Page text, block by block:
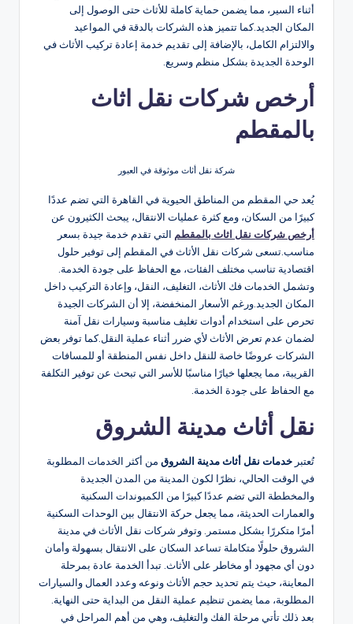
أثناء السير، مما يضمن حماية كاملة للأثاث حتى الوصول إلى
المكان الجديد.كما تتميز هذه الشركات بالدقة في المواعيد
والالتزام الكامل، بالإضافة إلى تقديم خدمة إعادة تركيب الأثاث في
الوحدة الجديدة بشكل منظم وسريع.
أرخص شركات نقل اثاث
بالمقطم
شركة نقل أثاث موثوقة في العبور
يُعد حي المقطم من المناطق الحيوية في القاهرة التي تضم عددًا
كبيرًا من السكان، ومع كثرة عمليات الانتقال، يبحث الكثيرون عن
أرخص شركات نقل اثاث بالمقطم التي تقدم خدمة جيدة بسعر
مناسب.تسعى شركات نقل الأثاث في المقطم إلى توفير حلول
اقتصادية تناسب مختلف الفئات، مع الحفاظ على جودة الخدمة.
وتشمل الخدمات فك الأثاث، التغليف، النقل، وإعادة التركيب داخل
المكان الجديد.ورغم الأسعار المنخفضة، إلا أن الشركات الجيدة
تحرص على استخدام أدوات تغليف مناسبة وسيارات نقل آمنة
لضمان عدم تعرض الأثاث لأي ضرر أثناء عملية النقل.كما توفر بعض
الشركات عروضًا خاصة للنقل داخل نفس المنطقة أو للمسافات
القريبة، مما يجعلها خيارًا مناسبًا للأسر التي تبحث عن توفير التكلفة
مع الحفاظ على جودة الخدمة.
نقل أثاث مدينة الشروق
تُعتبر خدمات نقل أثاث مدينة الشروق من أكثر الخدمات المطلوبة
في الوقت الحالي، نظرًا لكون المدينة من المدن الجديدة
والمخططة التي تضم عددًا كبيرًا من الكمبوندات السكنية
والعمارات الحديثة، مما يجعل حركة الانتقال بين الوحدات السكنية
أمرًا متكررًا بشكل مستمر. وتوفر شركات نقل الأثاث في مدينة
الشروق حلولًا متكاملة تساعد السكان على الانتقال بسهولة وأمان
دون أي مجهود أو مخاطر على الأثاث. تبدأ الخدمة عادة بمرحلة
المعاينة، حيث يتم تحديد حجم الأثاث ونوعه وعدد العمال والسيارات
المطلوبة، مما يضمن تنظيم عملية النقل من البداية حتى النهاية.
بعد ذلك تأتي مرحلة الفك والتغليف، وهي من أهم المراحل في